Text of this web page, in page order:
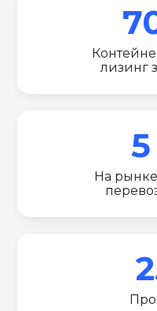
лизинг
На